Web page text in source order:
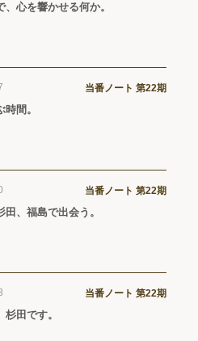
、心を響かせる何か。
当番ノート 第22期
時間。
当番ノート 第22期
田、福島で出会う。
当番ノート 第22期
杉田です。